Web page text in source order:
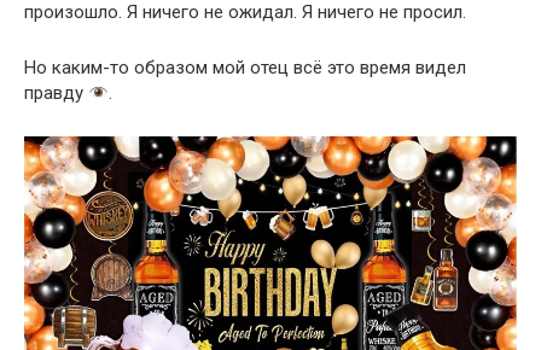
произошло. Я ничего не ожидал. Я ничего не просил.
Но каким-то образом мой отец всё это время видел
правду
.